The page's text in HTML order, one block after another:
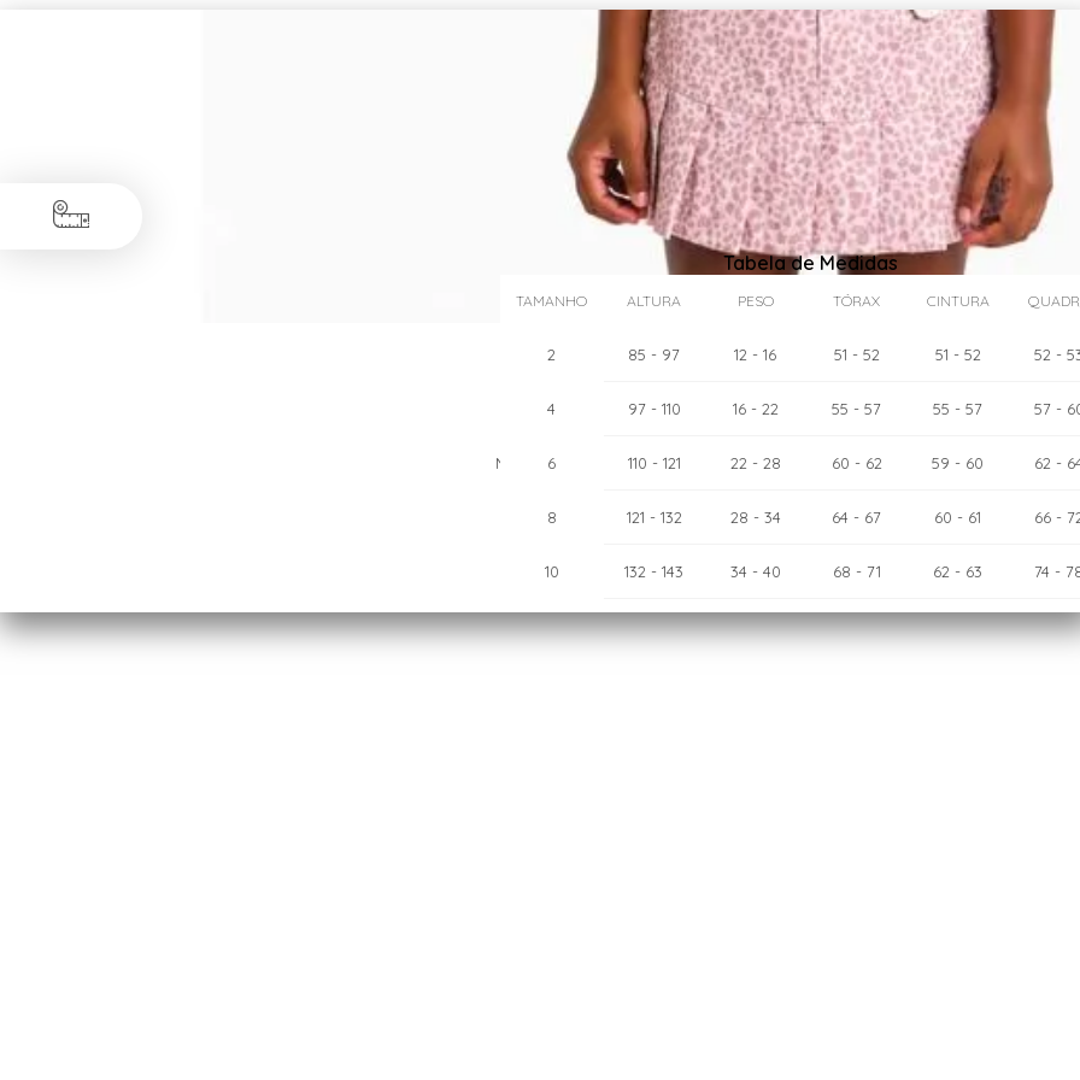
Tabela de Medidas
TAMANHO ALTURA PESO TÓRAX CINTURA
2 85 - 97 12 - 16 51 - 52 51 - 52 52 -
4 97- 110 16- 22 55 - 57 55 - 57 57-
6 110 - 121 22 - 28 60 - 62 59 - 60 62 -
8 121 - 132 28 - 34 64 - 67 60 - 61 66 -
10 132 - 143 34 - 40 68 - 71 62 - 63 74 -
12 143- 154 40- 46 71- 75 63- 65 78-
Medidas: